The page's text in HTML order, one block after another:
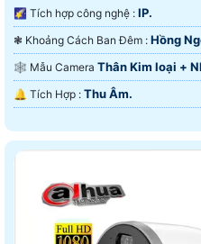
🌠 Tích hợp công nghệ : IP.
❃ Khoảng Cách Ban Đêm : Hồng
🕸️ Mẫu Camera Thân Kim loại +
️🔔 Tích Hợp : Thu Âm.